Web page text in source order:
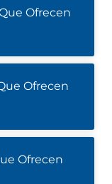
Ofrecen
Ofrecen
Ofrecen